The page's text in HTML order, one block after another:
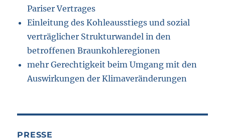
Pariser Vertrages
Einleitung des Kohleausstiegs und sozial
verträglicher Strukturwandel in den
betroffenen Braunkohleregionen
mehr Gerechtigkeit beim Umgang mit den
Auswirkungen der Klimaveränderungen
PRESSE